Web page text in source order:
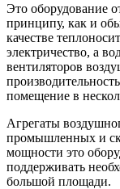
Это оборудование
принципу, как и
качестве
электричество, а
вентиляторов
помещение в
Агрегаты
промышленных и
мощности это
поддерживать
большой площади.